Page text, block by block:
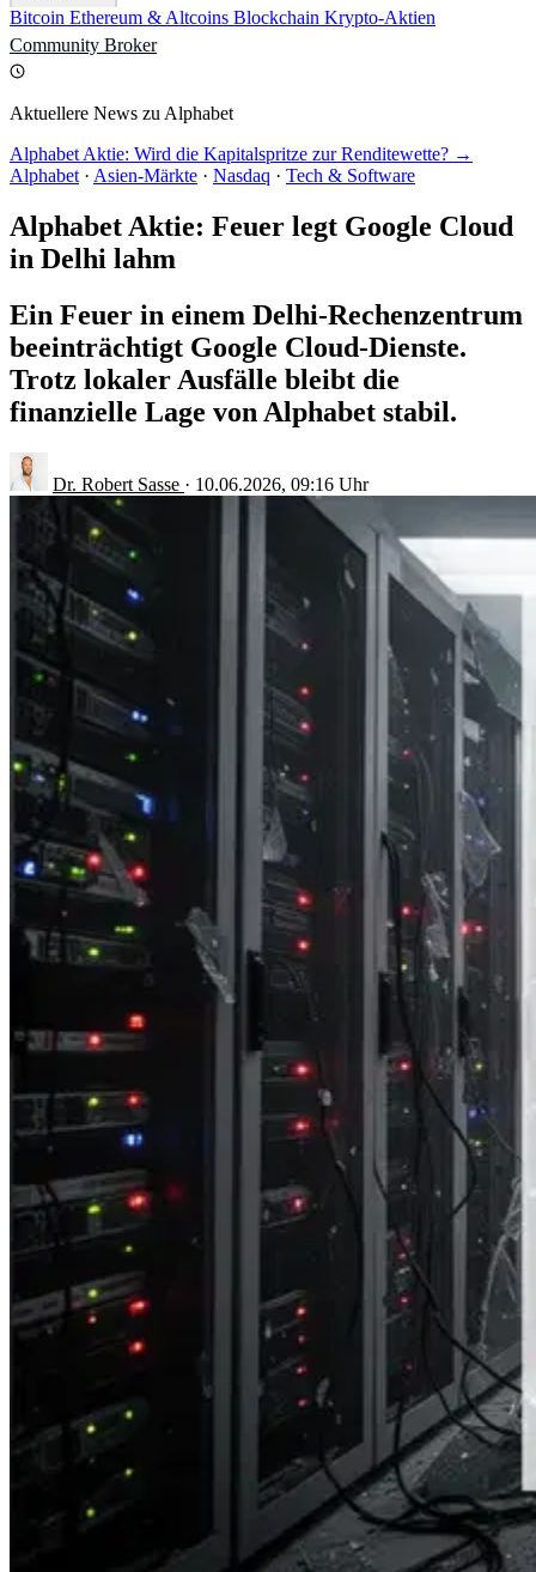
Bitcoin Ethereum & Altcoins Blockchain Krypto-Aktien
Community Broker
Aktuellere News zu Alphabet
Alphabet Aktie: Wird die Kapitalspritze zur Renditewette? →
Alphabet · Asien-Märkte · Nasdaq · Tech & Software
Alphabet Aktie: Feuer legt Google Cloud
in Delhi lahm
Ein Feuer in einem Delhi-Rechenzentrum
beeinträchtigt Google Cloud-Dienste.
Trotz lokaler Ausfälle bleibt die
finanzielle Lage von Alphabet stabil.
Dr. Robert Sasse · 10.06.2026, 09:16 Uhr